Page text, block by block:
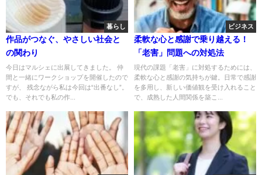
暮らし
作品がつなぐ、やさしい社会と
の関わり
今日はマルシェに出展してきました。 仲
間と一緒にワークショップを開催したので
すが、 残念ながら私は今回は“出番なし”。
でも、それでも私の作...
ビジネス
柔軟な心と感謝で乗り越える！
「老害」問題への対処法
現代の課題「老害」に対処するためには、
柔軟な心と感謝の気持ちが鍵。日常で感謝
を多用し、新しい価値観を受け入れること
で、成熟した人間関係を築こ...